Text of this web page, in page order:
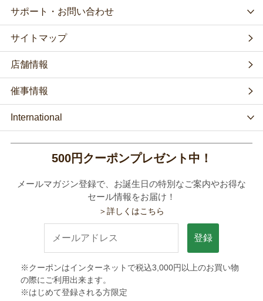
サポート・お問い合わせ
サイトマップ
店舗情報
催事情報
International
500円クーポンプレゼント中！
メールマガジン登録で、お誕生日の特別なご案内やお得な
セール情報をお届け！
＞詳しくはこちら
登録
※クーポンはインターネットで税込3,000円以上のお買い物
の際にご利用出来ます。
※はじめて登録される方限定